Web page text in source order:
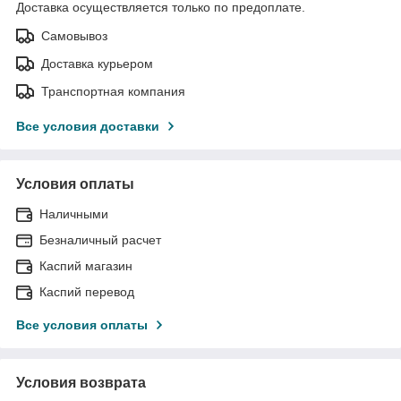
Доставка осуществляется только по предоплате.
Самовывоз
Доставка курьером
Транспортная компания
Все условия доставки
Условия оплаты
Наличными
Безналичный расчет
Каспий магазин
Каспий перевод
Все условия оплаты
Условия возврата